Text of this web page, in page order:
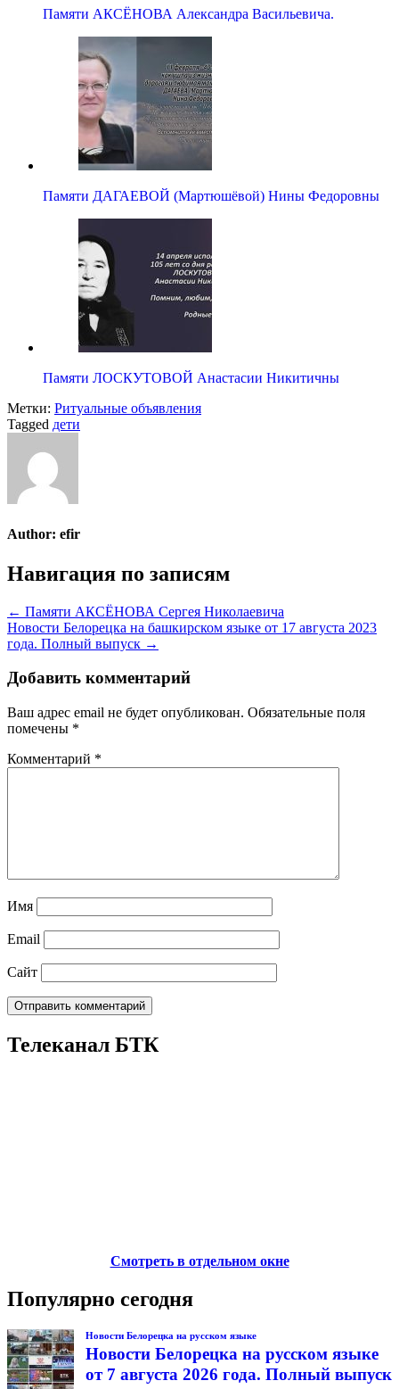
Памяти АКСЁНОВА Александра Васильевича.
Памяти ДАГАЕВОЙ (Мартюшёвой) Нины Федоровны
Памяти ЛОСКУТОВОЙ Анастасии Никитичны
Метки: Ритуальные объявления
Tagged дети
Author: efir
Навигация по записям
← Памяти АКСЁНОВА Сергея Николаевича
Новости Белорецка на башкирском языке от 17 августа 2023
года. Полный выпуск →
Добавить комментарий
Ваш адрес email не будет опубликован. Обязательные поля
помечены *
Комментарий *
Имя
Email
Сайт
Телеканал БТК
Смотреть в отдельном окне
Популярно сегодня
Новости Белорецка на русском языке
Новости Белорецка на русском языке
от 7 августа 2026 года. Полный выпуск